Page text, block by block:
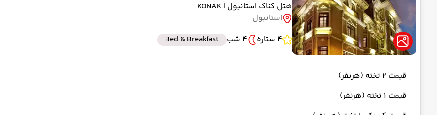
هتل کناک استانبول | KONAK
استانبول
4 ستاره
4 شب Bed & Breakfast
قیمت 2 تخته (هرنفر)
قیمت 1 تخته (هرنفر)